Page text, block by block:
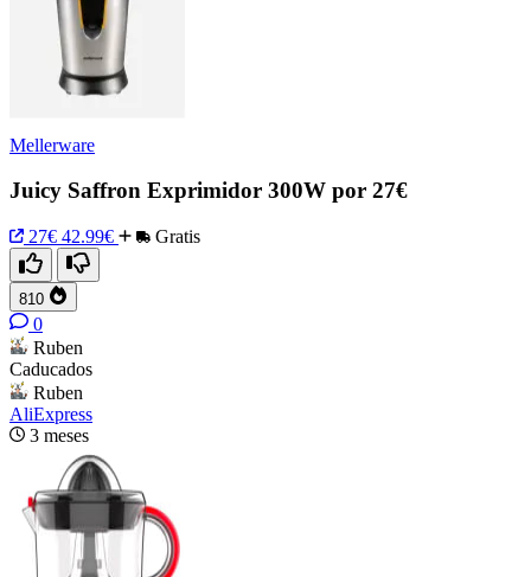
Mellerware
Juicy Saffron Exprimidor 300W por 27€
27€ 42.99€ Gratis
810
0
Ruben
Caducados
Ruben
AliExpress
3 meses